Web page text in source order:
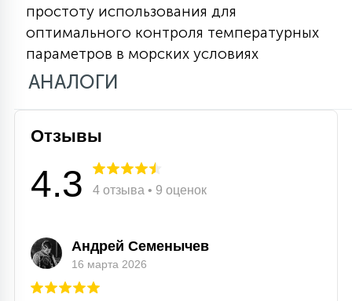
С УПРАВЛЕНИЕМ
АКСЕССУАРЫ
простоту использования для
оптимального контроля температурных
параметров в морских условиях
АНАЛОГИ
Отзывы
4.3 4 отзыва • 9 оценок
Андрей Семенычев
16 марта 2026